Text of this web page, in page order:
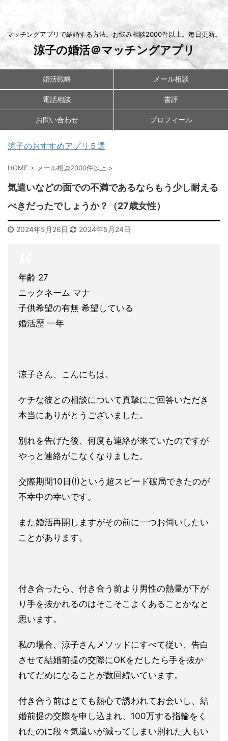
マッチングアプリで結婚する方法。お悩み相談2000件以上。毎日更新。
涼子の婚活＠マッチングアプリ
婚活戦略 メール相談
電話相談 書評
お問い合わせ プロフィール
涼子のおすすめアプリ５選
HOME > メール相談2000件以上 >
気遣いなどの面での不満であるならもう少し耐える
べきだったでしょうか？（27歳女性）
2024年5月26日 2024年5月24日
年齢 27
ニックネーム マナ
子供希望の有無 希望している
婚活歴 一年
涼子さん、こんにちは。
ケチな彼との相談について真摯にご回答いただき
本当にありがとうございました。
別れを告げた後、何度も連絡が来ていたのですが
やっと連絡がこなくなりました。
交際期間10日(!)という超スピード破局できたのが
不幸中の幸いです。
また婚活再開しますがその前に一つお伺いしたい
ことがあります。
付き合ったら、付き合う前より男性の熱量が下が
り手を抜かれるのはそこそこよくあることかなと
思います。
私の場合、涼子さんメソッドにすべて従い、告白
させて結婚前提の交際にOKをだしたら手を抜か
れてだめになることが数回続いています。
付き合う前はとても熱心で誘われてお会いし、結
婚前提の交際を申し込まれ、100万する指輪をく
れたのに段々気遣いが減ってしまい別れた人もい